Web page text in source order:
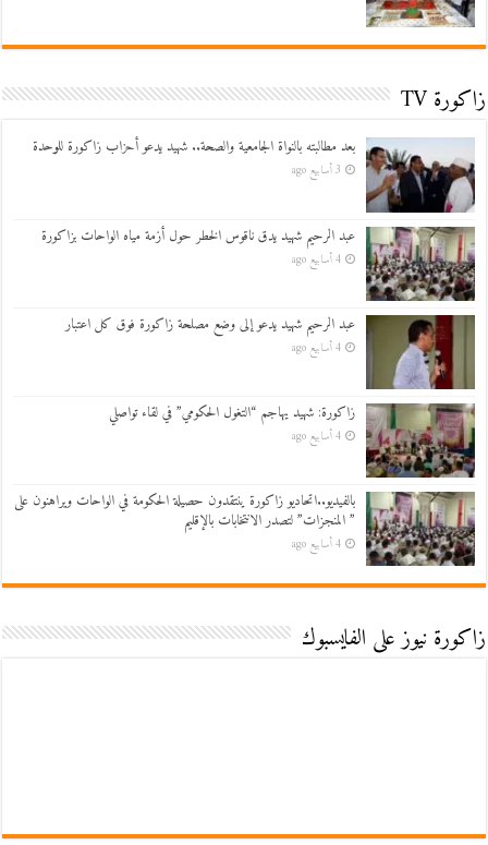
زاكورة TV
بعد مطالبته بالنواة الجامعية والصحة.. شهيد يدعو أحزاب زاكورة للوحدة
3 أسابيع ago
عبد الرحيم شهيد يدق ناقوس الخطر حول أزمة مياه الواحات بزاكورة
4 أسابيع ago
عبد الرحيم شهيد يدعو إلى وضع مصلحة زاكورة فوق كل اعتبار
4 أسابيع ago
زاكورة: شهيد يهاجم “التغول الحكومي” في لقاء تواصلي
4 أسابيع ago
بالفيديو..اتحاديو زاكورة ينتقدون حصيلة الحكومة في الواحات ويراهنون على
” المنجزات” لتصدر الانتخابات بالإقليم
4 أسابيع ago
زاكورة نيوز على الفايسبوك